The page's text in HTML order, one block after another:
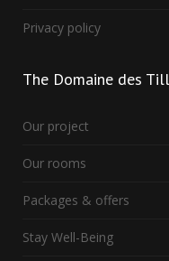
Privacy policy
The Domaine des
Our project
Our rooms
Packages & offers
Stay Well-Being